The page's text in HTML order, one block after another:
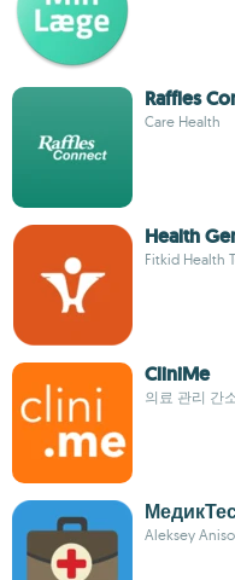
Raffles
Care Health
Health
Fitkid Health
CliniMe
의료 관리 간
Aleksey